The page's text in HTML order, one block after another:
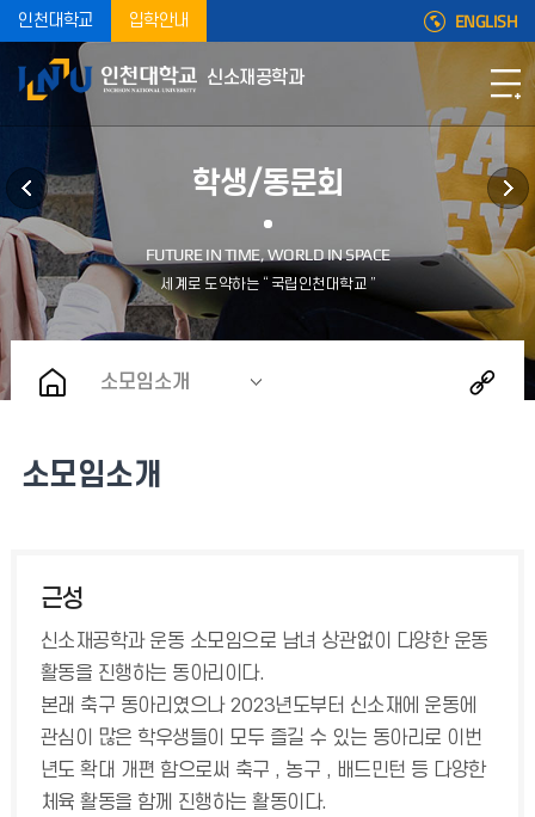
인천대학교 입학안내 ENGLISH
신소재공학과
학생/동문회
소모임소개
소모임소개
근성
신소재공학과 운동 소모임으로 남녀 상관없이 다양한 운동
활동을 진행하는 동아리이다.
본래 축구 동아리였으나 2023년도부터 신소재에 운동에
관심이 많은 학우생들이 모두 즐길 수 있는 동아리로 이번
년도 확대 개편 함으로써 축구 , 농구 , 배드민턴 등 다양한
체육 활동을 함께 진행하는 활동이다.